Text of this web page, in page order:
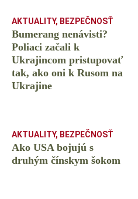
AKTUALITY, BEZPEČNOSŤ
Bumerang nenávisti?
Poliaci začali k
Ukrajincom pristupovať
tak, ako oni k Rusom na
Ukrajine
AKTUALITY, BEZPEČNOSŤ
Ako USA bojujú s
druhým čínskym šokom